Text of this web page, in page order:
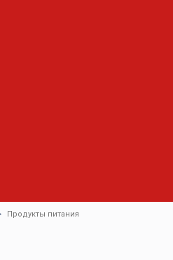
Продукты питания